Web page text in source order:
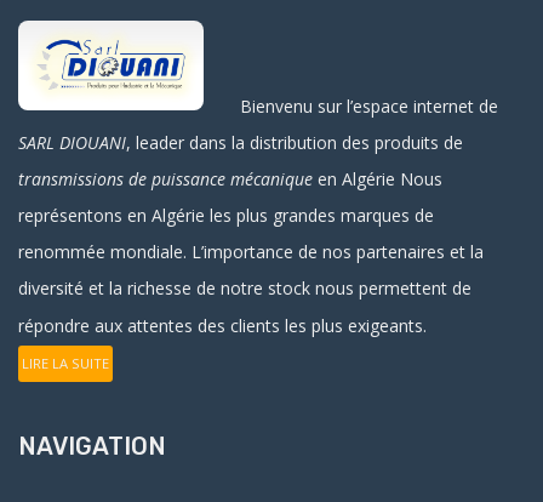
Bienvenu sur l’espace internet de
SARL DIOUANI, leader dans la distribution des produits de
transmissions de puissance mécanique en Algérie Nous
représentons en Algérie les plus grandes marques de
renommée mondiale. L’importance de nos partenaires et la
diversité et la richesse de notre stock nous permettent de
répondre aux attentes des clients les plus exigeants.
LIRE LA SUITE
NAVIGATION